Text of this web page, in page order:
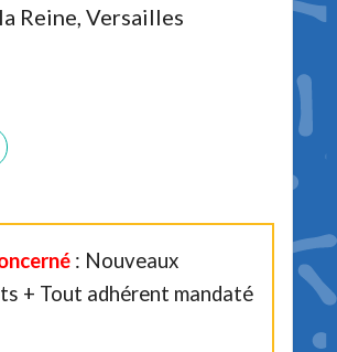
Reine, Versailles
: Nouveaux
+ Tout adhérent mandaté